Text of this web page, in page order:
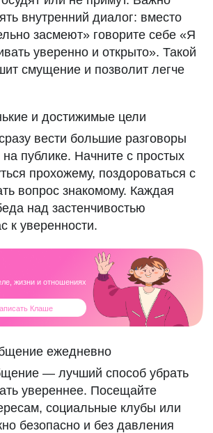
внутренний диалог: вместо
засмеют» говорите себе «Я
уверенно и открыто». Такой
смущение и позволит легче
и достижимые цели
вести большие разговоры
публике. Начните с простых
прохожему, поздороваться с
вопрос знакомому. Каждая
над застенчивостью
к уверенности.
ежедневно
— лучший способ убрать
увереннее. Посещайте
социальные клубы или
безопасно и без давления
SMM-менеджером в МТС
об авторе
Романова
психолог,
терапевт
об эксперте